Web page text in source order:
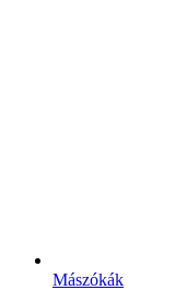
Mászókák